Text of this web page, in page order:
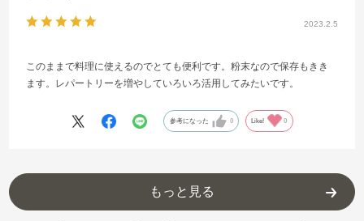
2023.2.5
このままで料理に使えるのでとても便利です。粉末なので保存もきき
ます。レパートリーを増やしていろいろ活用してみたいです。
参考になった 0 Like! 0
もっと見る